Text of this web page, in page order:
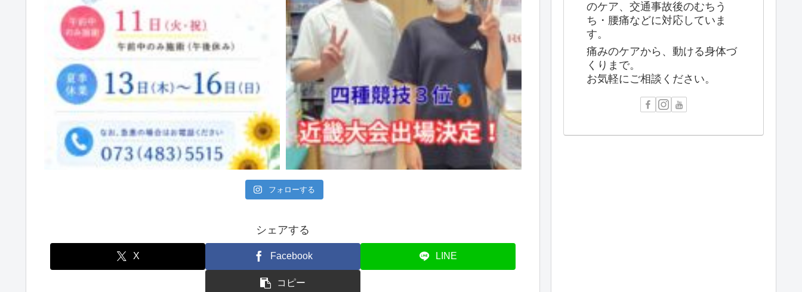
フォローする
シェアする
X Facebook LINE
コピー
のケア、交通事故後のむちう
ち・腰痛などに対応していま
す。
痛みのケアから、動ける身体づ
くりまで。
お気軽にご相談ください。